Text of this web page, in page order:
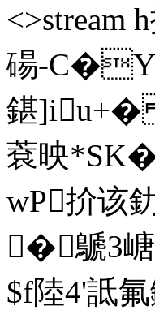
<>stream
碭-
鍖]iu+�
蔉映
wP扴该
�鷈3
$f陸 4'詆